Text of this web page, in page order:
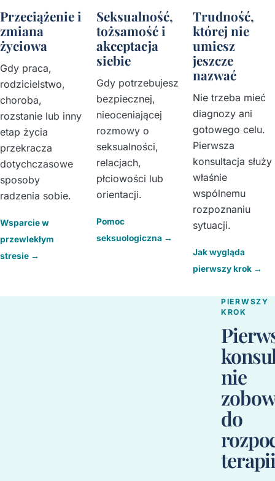
Przeciążenie i
zmiana
życiowa
Gdy praca,
rodzicielstwo,
choroba,
rozstanie lub inny
etap życia
przekracza
dotychczasowe
sposoby
radzenia sobie.
Wsparcie w
przewlekłym
stresie →
Seksualność,
tożsamość i
akceptacja
siebie
Gdy potrzebujesz
bezpiecznej,
nieoceniającej
rozmowy o
seksualności,
relacjach,
płciowości lub
orientacji.
Pomoc
seksuologiczna →
Trudność,
której nie
umiesz
jeszcze
nazwać
Nie trzeba mieć
diagnozy ani
gotowego celu.
Pierwsza
konsultacja służy
właśnie
wspólnemu
rozpoznaniu
sytuacji.
Jak wygląda
pierwszy krok →
PIERWSZY
KROK
nie
do